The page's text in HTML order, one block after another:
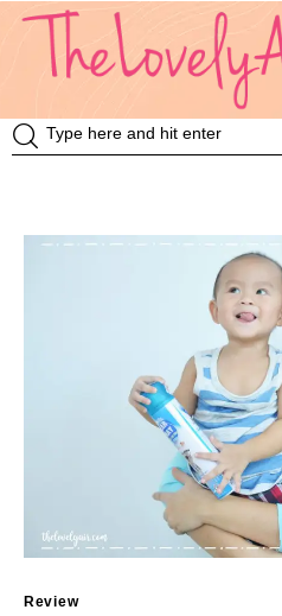
Travel
Insurance
VDO
Event & Activities
แม่แอร์ป้ายยา
Review